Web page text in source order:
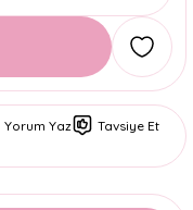
Yorum Yaz
Tavsiye Et